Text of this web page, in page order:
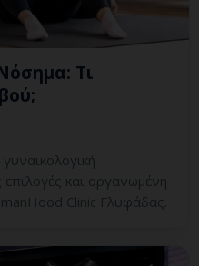
Τι
επιλογές και οργανωμένη
Clinic Γλυφάδας.